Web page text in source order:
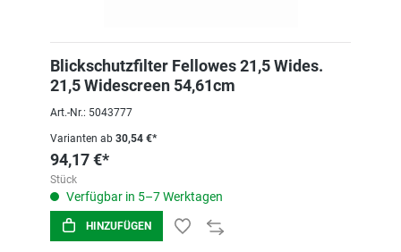
Blickschutzfilter Fellowes 21,5 Wides.
21,5 Widescreen 54,61cm
Art.-Nr.: 5043777
Varianten ab 30,54 €*
94,17 €*
Stück
Verfügbar in 5–7 Werktagen
HINZUFÜGEN